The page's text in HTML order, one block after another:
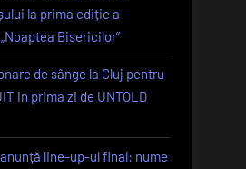
la prima ediție a
Bisericilor”
de sânge la Cluj pentru
in prima zi de UNTOLD
anunță line-up-ul final: nume